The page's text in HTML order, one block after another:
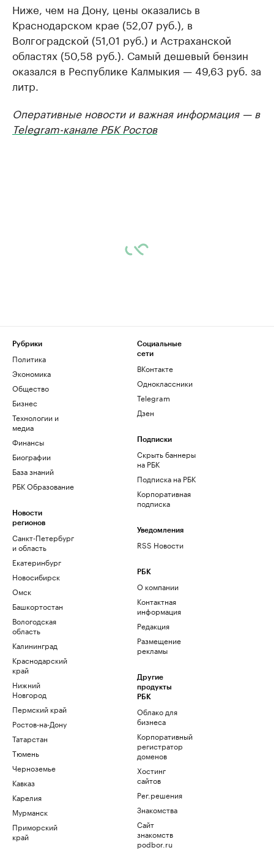
Ниже, чем на Дону, цены оказались в
Краснодарском крае (52,07 руб.), в
Волгоградской (51,01 руб.) и Астраханской
областях (50,58 руб.). Самый дешевый бензин
оказался в Республике Калмыкия — 49,63 руб. за
литр.
Оперативные новости и важная информация — в
Telegram-канале РБК Ростов
Рубрики
Политика
Экономика
Общество
Бизнес
Технологии и
медиа
Финансы
Биографии
База знаний
РБК Образование
Новости
регионов
Санкт-Петербург
и область
Екатеринбург
Новосибирск
Омск
Башкортостан
Вологодская
область
Калининград
Краснодарский
край
Нижний
Новгород
Пермский край
Ростов-на-Дону
Татарстан
Тюмень
Черноземье
Кавказ
Карелия
Мурманск
Приморский
край
Социальные
сети
ВКонтакте
Одноклассники
Telegram
Дзен
Подписки
Скрыть баннеры
на РБК
Подписка на РБК
Корпоративная
подписка
Уведомления
RSS Новости
РБК
О компании
Контактная
информация
Редакция
Размещение
рекламы
Другие
продукты
РБК
Облако для
бизнеса
Корпоративный
регистратор
доменов
Хостинг
сайтов
Рег.решения
Знакомства
Сайт
знакомств
podbor.ru